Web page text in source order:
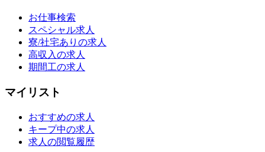
お仕事検索
スペシャル求人
寮/社宅ありの求人
高収入の求人
期間工の求人
マイリスト
おすすめの求人
キープ中の求人
求人の閲覧履歴